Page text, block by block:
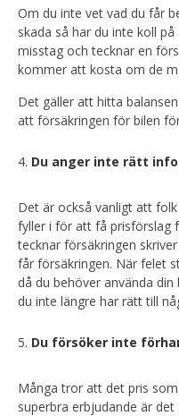
Om du inte vet vad du får
skada så har du inte koll
misstag och tecknar en
kommer att kosta om de
Det gäller att hitta
att försäkringen för bilen
Du anger inte rätt
Det är också vanligt att
fyller i för att få prisförslag
tecknar försäkringen
får försäkringen. När felet
då du behöver använda
du inte längre har rätt till
Du försöker inte
Många tror att det pris
superbra erbjudande är